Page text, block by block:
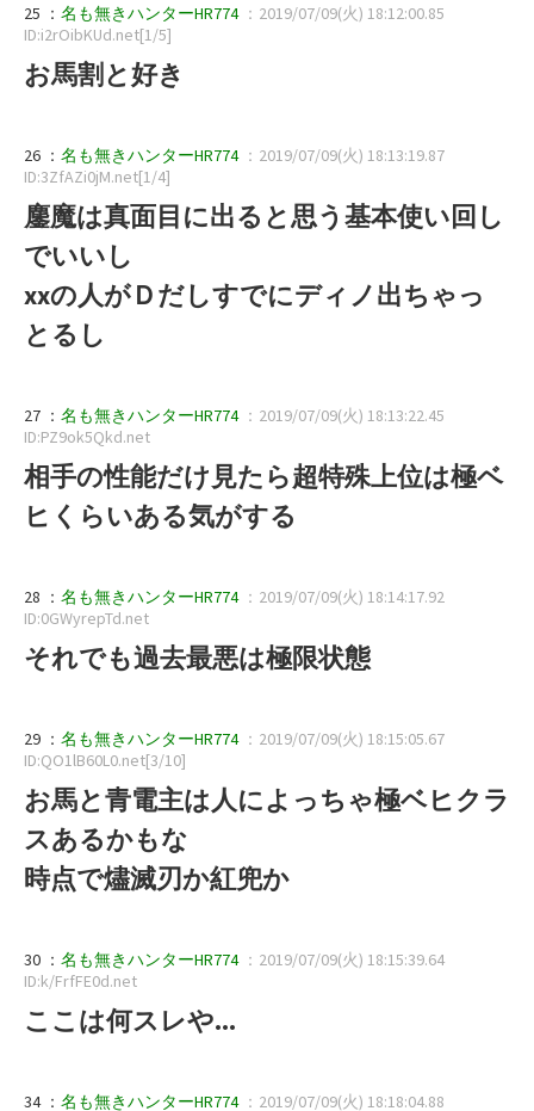
25 ： 名も無きハンターHR774 ：2019/07/09(火) 18:12:00.85
ID:i2rOibKUd.net[1/5]
お馬割と好き
26 ： 名も無きハンターHR774 ：2019/07/09(火) 18:13:19.87
ID:3ZfAZi0jM.net[1/4]
鏖魔は真面目に出ると思う基本使い回し
でいいし
xxの人がＤだしすでにディノ出ちゃっ
とるし
27 ： 名も無きハンターHR774 ：2019/07/09(火) 18:13:22.45
ID:PZ9ok5Qkd.net
相手の性能だけ見たら超特殊上位は極ベ
ヒくらいある気がする
28 ： 名も無きハンターHR774 ：2019/07/09(火) 18:14:17.92
ID:0GWyrepTd.net
それでも過去最悪は極限状態
29 ： 名も無きハンターHR774 ：2019/07/09(火) 18:15:05.67
ID:QO1lB60L0.net[3/10]
お馬と青電主は人によっちゃ極ベヒクラ
スあるかもな
時点で燼滅刃か紅兜か
30 ： 名も無きハンターHR774 ：2019/07/09(火) 18:15:39.64
ID:k/FrfFE0d.net
ここは何スレや...
34 ： 名も無きハンターHR774 ：2019/07/09(火) 18:18:04.88